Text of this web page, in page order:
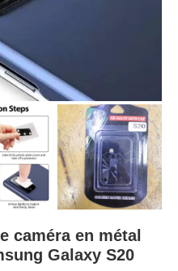
caméra en métal
Galaxy S20